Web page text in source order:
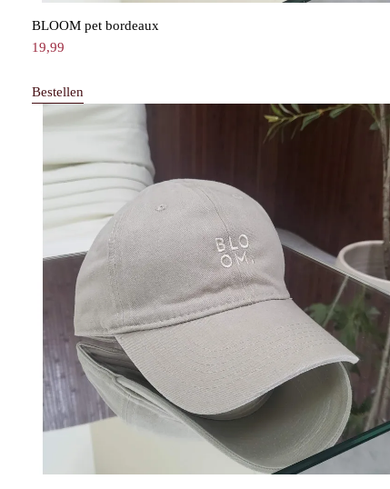
BLOOM pet bordeaux
19,99
Bestellen